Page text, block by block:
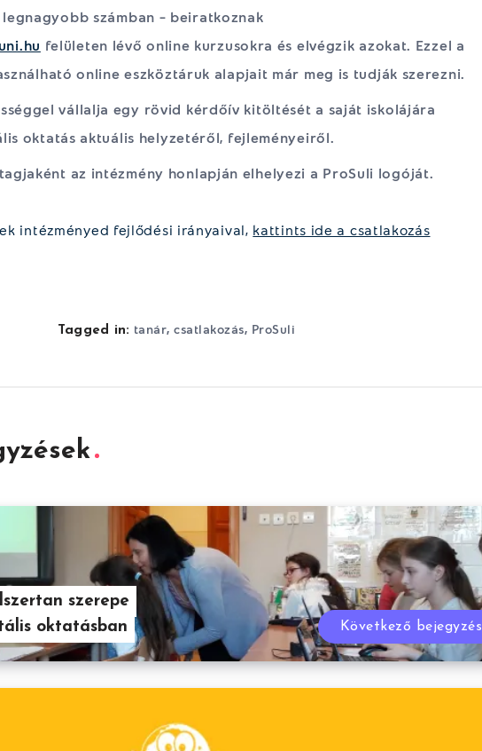
számban – beiratkoznak
felületen lévő online kurzusokra és elvégzik azokat. Ezzel a
online eszköztáruk alapjait már meg is tudják szerezni.
vállalja egy rövid kérdőív kitöltését a saját iskolájára
oktatás aktuális helyzetéről, fejleményeiről.
az intézmény honlapján elhelyezi a ProSuli logóját.
intézményed fejlődési irányaival, kattints ide a csatlakozás
Tagged in: tanár,csatlakozás, ProSuli
szerepe
oktatásban
Következő bejegyzés